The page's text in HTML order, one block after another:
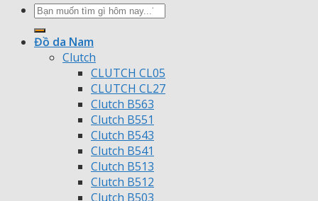
Tìm
kiếm:
Đồ da Nam
Clutch
CLUTCH CL05
CLUTCH CL27
Clutch B563
Clutch B551
Clutch B543
Clutch B541
Clutch B513
Clutch B512
Clutch B503